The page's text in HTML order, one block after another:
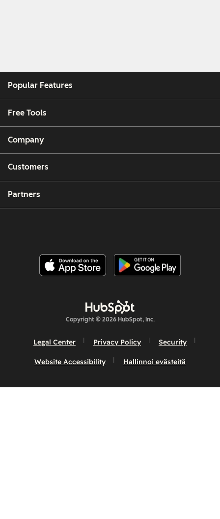
Popular Features
Free Tools
Company
Customers
Partners
Copyright © 2026 HubSpot, Inc.
Legal Center Privacy Policy Security
Website Accessibility Hallinnoi evästeitä